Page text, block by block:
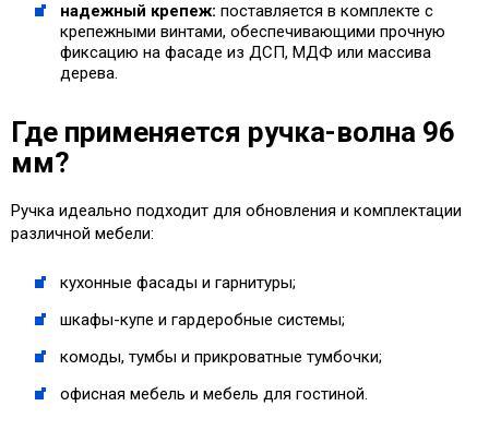
надежный крепеж: поставляется в комплекте с
крепежными винтами, обеспечивающими прочную
фиксацию на фасаде из ДСП, МДФ или массива
дерева.
Где применяется ручка-волна 96
мм?
Ручка идеально подходит для обновления и комплектации
различной мебели:
кухонные фасады и гарнитуры;
шкафы-купе и гардеробные системы;
комоды, тумбы и прикроватные тумбочки;
офисная мебель и мебель для гостиной.